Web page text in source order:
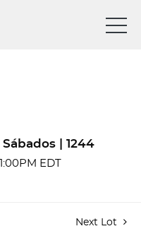
| 1244
EDT
Next Lot